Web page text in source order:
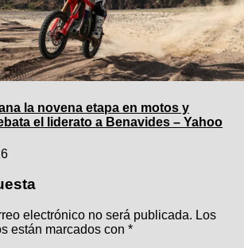
la novena etapa en motos y
el liderato a Benavides – Yahoo
electrónico no será publicada. Los
están marcados con *